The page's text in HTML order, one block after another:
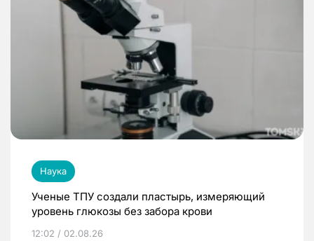
Наука
Ученые ТПУ создали пластырь, измеряющий
уровень глюкозы без забора крови
12:02 / 02.08.26